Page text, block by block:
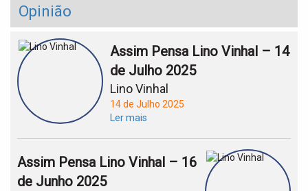
Opinião
Assim Pensa Lino Vinhal – 14
de Julho 2025
Lino Vinhal
14 de Julho 2025
Ler mais
Assim Pensa Lino Vinhal – 16
de Junho 2025